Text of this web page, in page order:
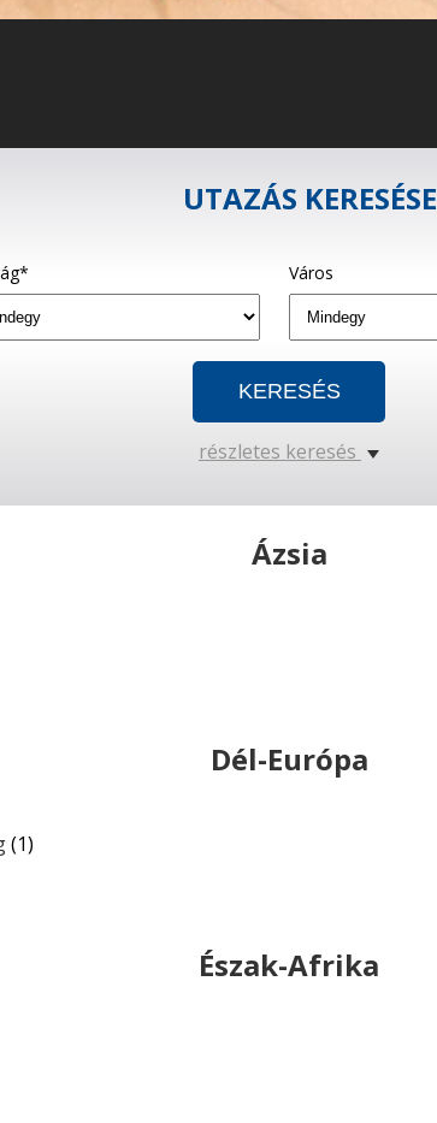
UTAZÁS KERESÉSE
Város
részletes keresés
Ázsia
Dél-Európa
(1)
Észak-Afrika